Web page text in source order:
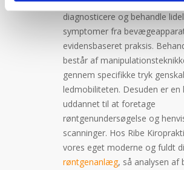
En kiropraktor kan forebygge,
diagnosticere og behandle
symptomer fra
evidensbaseret praksis.
består af
gennem specifikke tryk
ledmobiliteten. Desuden er
uddannet til at foretage
røntgenundersøgelse og
scanninger. Hos Ribe
vores eget moderne og fuldt
røntgenanlæg, så analysen af